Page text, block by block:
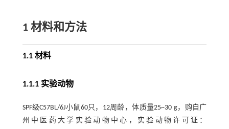
1 材料和方法
1.1 材料
1.1.1 实验动物
SPF级C57BL/6J小鼠60只，12周龄，体质量25~30 g，购自广
州中医药大学实验动物中心，实验动物许可证：